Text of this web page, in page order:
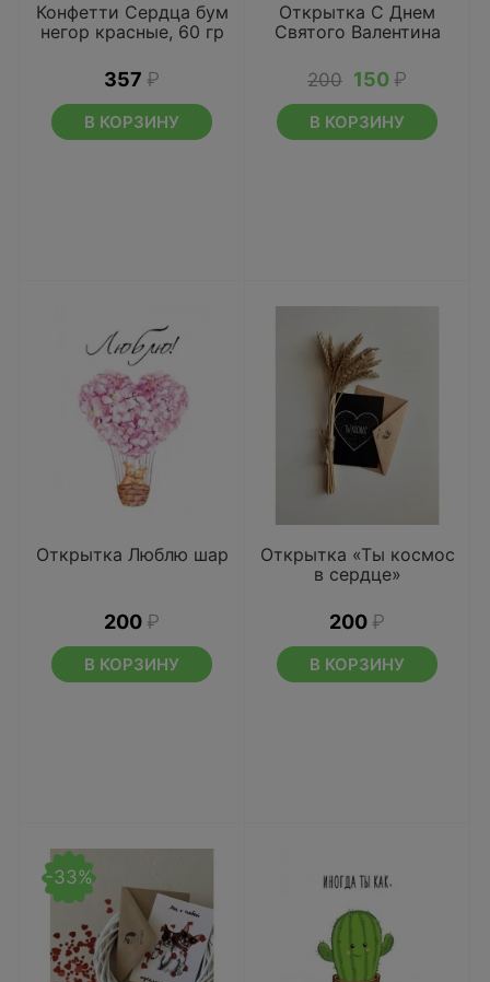
Конфетти Сердца бум
негор красные, 60 гр
357 ₽
В КОРЗИНУ
Открытка С Днем
Святого Валентина
200 150 ₽
В КОРЗИНУ
Открытка Люблю шар
200 ₽
В КОРЗИНУ
Открытка «Ты космос
в сердце»
200 ₽
В КОРЗИНУ
-33%